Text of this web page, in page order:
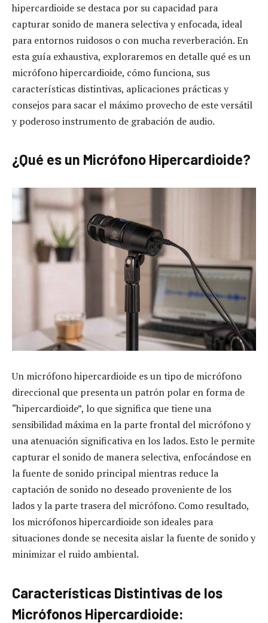
hipercardioide se destaca por su capacidad para
capturar sonido de manera selectiva y enfocada, ideal
para entornos ruidosos o con mucha reverberación. En
esta guía exhaustiva, exploraremos en detalle qué es un
micrófono hipercardioide, cómo funciona, sus
características distintivas, aplicaciones prácticas y
consejos para sacar el máximo provecho de este versátil
y poderoso instrumento de grabación de audio.
¿Qué es un Micrófono Hipercardioide?
Un micrófono hipercardioide es un tipo de micrófono
direccional que presenta un patrón polar en forma de
“hipercardioide”, lo que significa que tiene una
sensibilidad máxima en la parte frontal del micrófono y
una atenuación significativa en los lados. Esto le permite
capturar el sonido de manera selectiva, enfocándose en
la fuente de sonido principal mientras reduce la
captación de sonido no deseado proveniente de los
lados y la parte trasera del micrófono. Como resultado,
los micrófonos hipercardioide son ideales para
situaciones donde se necesita aislar la fuente de sonido y
minimizar el ruido ambiental.
Características Distintivas de los
Micrófonos Hipercardioide: